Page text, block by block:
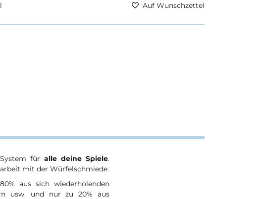
Auf Wunschzettel
für alle deine Spiele.
mit der Würfelschmiede.
aus sich wiederholenden
usw. und nur zu 20% aus